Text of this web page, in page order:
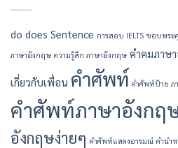
do does Sentence การสอบ IELTS ขอบพระ
ภาษาอังกฤษ ความรู้สึก ภาษาอังกฤษ คำคมภาษ
เกี่ยวกับเพื่อน คำศัพท์ คำศัพท์ป้าย ภ
คำศัพท์ภาษาอังกฤ
อังกฤษง่ายๆ คำศัพท์แสดงอารมณ์ คํานํา